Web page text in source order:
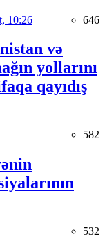
10:26 646
və
yollarını
qayıdış
582
532